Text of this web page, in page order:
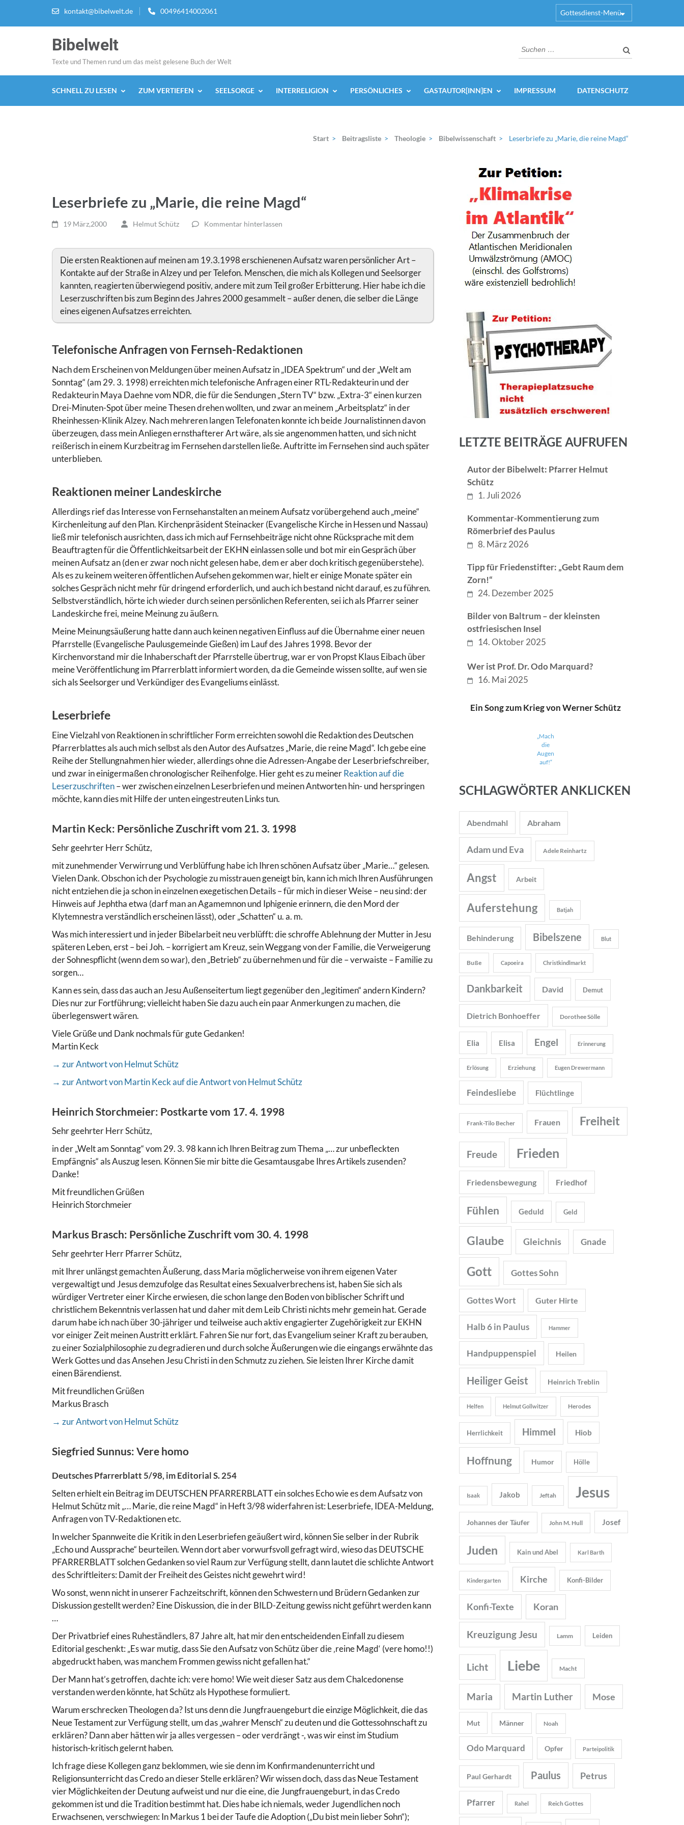
kontakt@bibelwelt.de 00496414002061 Gottesdienst-Menü
Bibelwelt
Texte und Themen rund um das meist gelesene Buch der Welt
Suchen
nach:
SCHNELL ZU LESEN ZUM VERTIEFEN SEELSORGE INTERRELIGION PERSÖNLICHES GASTAUTOR[INN]EN IMPRESSUM DATENSCHUTZ
Start > Beitragsliste > Theologie > Bibelwissenschaft > Leserbriefe zu „Marie, die reine Magd“
Leserbriefe zu „Marie, die reine Magd“
19 März,2000 Helmut Schütz Kommentar hinterlassen
Die ersten Reaktionen auf meinen am 19.3.1998 erschienenen Aufsatz waren persönlicher Art –
Kontakte auf der Straße in Alzey und per Telefon. Menschen, die mich als Kollegen und Seelsorger
kannten, reagierten überwiegend positiv, andere mit zum Teil großer Erbitterung. Hier habe ich die
Leserzuschriften bis zum Beginn des Jahres 2000 gesammelt– außer denen, die selber die Länge
eines eigenen Aufsatzes erreichten.
Telefonische Anfragen von Fernseh-Redaktionen
Nach dem Erscheinen von Meldungen über meinen Aufsatz in „IDEA Spektrum“ und der „Welt am
Sonntag“ (am 29. 3. 1998) erreichten mich telefonische Anfragen einer RTL-Redakteurin und der
Redakteurin Maya Daehne vom NDR, die für die Sendungen „Stern TV“ bzw. „Extra-3“ einen kurzen
Drei-Minuten-Spot über meine Thesen drehen wollten, und zwar an meinem „Arbeitsplatz“ in der
Rheinhessen-Klinik Alzey. Nach mehreren langen Telefonaten konnte ich beide Journalistinnen davon
überzeugen, dass mein Anliegen ernsthafterer Art wäre, als sie angenommen hatten, und sich nicht
reißerisch in einem Kurzbeitrag im Fernsehen darstellen ließe. Auftritte im Fernsehen sind auch später
unterblieben.
Reaktionen meiner Landeskirche
Allerdings rief das Interesse von Fernsehanstalten an meinem Aufsatz vorübergehend auch „meine“
Kirchenleitung auf den Plan. Kirchenpräsident Steinacker (Evangelische Kirche in Hessen und Nassau)
ließ mir telefonisch ausrichten, dass ich mich auf Fernsehbeiträge nicht ohne Rücksprache mit dem
Beauftragten für die Öffentlichkeitsarbeit der EKHN einlassen solle und bot mir ein Gespräch über
meinen Aufsatz an (den er zwar noch nicht gelesen habe, dem er aber doch kritisch gegenüberstehe).
Als es zu keinem weiteren öffentlichen Aufsehen gekommen war, hielt er einige Monate später ein
solches Gespräch nicht mehr für dringend erforderlich, und auch ich bestand nicht darauf, es zu führen.
Selbstverständlich, hörte ich wieder durch seinen persönlichen Referenten, sei ich als Pfarrer seiner
Landeskirche frei, meine Meinung zu äußern.
Meine Meinungsäußerung hatte dann auch keinen negativen Einfluss auf die Übernahme einer neuen
Pfarrstelle (Evangelische Paulusgemeinde Gießen) im Lauf des Jahres 1998. Bevor der
Kirchenvorstand mir die Inhaberschaft der Pfarrstelle übertrug, war er von Propst Klaus Eibach über
meine Veröffentlichung im Pfarrerblatt informiert worden, da die Gemeinde wissen sollte, auf wen sie
sich als Seelsorger und Verkündiger des Evangeliums einlässt.
Leserbriefe
Eine Vielzahl von Reaktionen in schriftlicher Form erreichten sowohl die Redaktion des Deutschen
Pfarrerblattes als auch mich selbst als den Autor des Aufsatzes „Marie, die reine Magd“. Ich gebe eine
Reihe der Stellungnahmen hier wieder, allerdings ohne die Adressen-Angabe der Leserbriefschreiber,
und zwar in einigermaßen chronologischer Reihenfolge. Hier geht es zu meinerReaktion auf die
Leserzuschriften– wer zwischen einzelnen Leserbriefen und meinen Antworten hin- und herspringen
möchte, kann dies mit Hilfe der unten eingestreuten Links tun.
Martin Keck: Persönliche Zuschrift vom 21. 3. 1998
Sehr geehrter Herr Schütz,
mit zunehmender Verwirrung und Verblüffung habe ich Ihren schönen Aufsatz über „Marie…“ gelesen.
Vielen Dank. Obschon ich der Psychologie zu misstrauen geneigt bin, kann ich mich Ihren Ausführungen
nicht entziehen die ja schon in einzelnen exegetischen Details – für mich in dieser Weise – neu sind: der
Hinweis auf Jephtha etwa (darf man an Agamemnon und Iphigenie erinnern, die den Mord der
Klytemnestra verständlich erscheinen lässt), oder „Schatten“ u. a. m.
Was mich interessiert und in jeder Bibelarbeit neu verblüfft: die schroffe Ablehnung der Mutter in Jesu
späteren Leben, erst – bei Joh. – korrigiert am Kreuz, sein Weggang von der Familie, die Verweigerung
der Sohnespflicht (wenn dem so war), den „Betrieb“ zu übernehmen und für die – verwaiste – Familie zu
sorgen…
Kann es sein, dass das auch an Jesu Außenseitertum liegt gegenüber den „legitimen“ andern Kindern?
Dies nur zur Fortführung; vielleicht haben Sie dazu auch ein paar Anmerkungen zu machen, die
überlegenswert wären.
Viele Grüße und Dank nochmals für gute Gedanken!
Martin Keck
→ zur Antwort von Helmut Schütz
→ zur Antwort von Martin Keck auf die Antwort von Helmut Schütz
Heinrich Storchmeier: Postkarte vom 17. 4. 1998
Sehr geehrter Herr Schütz,
in der „Welt am Sonntag“ vom 29. 3. 98 kann ich Ihren Beitrag zum Thema „… zur unbefleckten
Empfängnis“ als Auszug lesen. Können Sie mir bitte die Gesamtausgabe Ihres Artikels zusenden?
Danke!
Mit freundlichen Grüßen
Heinrich Storchmeier
Markus Brasch: Persönliche Zuschrift vom 30. 4. 1998
Sehr geehrter Herr Pfarrer Schütz,
mit Ihrer unlängst gemachten Äußerung, dass Maria möglicherweise von ihrem eigenen Vater
vergewaltigt und Jesus demzufolge das Resultat eines Sexualverbrechens ist, haben Sie sich als
würdiger Vertreter einer Kirche erwiesen, die schon lange den Boden von biblischer Schrift und
christlichem Bekenntnis verlassen hat und daher mit dem Leib Christi nichts mehr gemein hat. Gerade
darum habe ich nach über 30-jähriger und teilweise auch aktiv engagierter Zugehörigkeit zur EKHN
vor einiger Zeit meinen Austritt erklärt. Fahren Sie nur fort, das Evangelium seiner Kraft zu berauben,
zu einer Sozialphilosophie zu degradieren und durch solche Äußerungen wie die eingangs erwähnte das
Werk Gottes und das Ansehen Jesu Christi in den Schmutz zu ziehen. Sie leisten Ihrer Kirche damit
einen Bärendienst.
Mit freundlichen Grüßen
Markus Brasch
→ zur Antwort von Helmut Schütz
Siegfried Sunnus: Vere homo
Deutsches Pfarrerblatt 5/98, im Editorial S. 254
Selten erhielt ein Beitrag im DEUTSCHEN PFARRERBLATT ein solches Echo wie es dem Aufsatz von
Helmut Schütz mit „… Marie, die reine Magd“ in Heft 3/98 widerfahren ist: Leserbriefe, IDEA-Meldung,
Anfragen von TV-Redaktionen etc.
In welcher Spannweite die Kritik in den Leserbriefen geäußert wird, können Sie selber in der Rubrik
„Echo und Aussprache“ beurteilen. Wenn dort aber vorwurfsvoll gefragt wird, wieso das DEUTSCHE
PFARRERBLATT solchen Gedanken so viel Raum zur Verfügung stellt, dann lautet die schlichte Antwort
des Schriftleiters: Damit der Freiheit des Geistes nicht gewehrt wird!
Wo sonst, wenn nicht in unserer Fachzeitschrift, können den Schwestern und Brüdern Gedanken zur
Diskussion gestellt werden? Eine Diskussion, die in der BILD-Zeitung gewiss nicht geführt werden kann
…
Der Privatbrief eines Ruheständlers, 87 Jahre alt, hat mir den entscheidenden Einfall zu diesem
Editorial geschenkt: „Es war mutig, dass Sie den Aufsatz von Schütz über die ‚reine Magd‘ (vere homo!!)
abgedruckt haben, was manchem Frommen gewiss nicht gefallen hat.“
Der Mann hat’s getroffen, dachte ich: vere homo! Wie weit dieser Satz aus dem Chalcedonense
verstanden werden könnte, hat Schütz als Hypothese formuliert.
Warum erschrecken Theologen da? Ist uns denn die Jungfrauengeburt die einzige Möglichkeit, die das
Neue Testament zur Verfügung stellt, um das „wahrer Mensch“ zu deuten und die Gottessohnschaft zu
erklären? Dann aber hätten wir ja alles vergessen – oder verdrängt -, was wir einst im Studium
historisch-kritisch gelernt haben.
Ich frage diese Kollegen ganz beklommen, wie sie denn im Konfirmandenunterricht und
Religionsunterricht das Credo an dieser Stelle erklären? Wir wissen doch, dass das Neue Testament
vier Möglichkeiten der Deutung aufweist und nur die eine, die Jungfrauengeburt, in das Credo
gekommen ist und die Tradition bestimmt hat. Dies habe ich niemals, weder Jugendlichen noch
Erwachsenen, verschwiegen: In Markus 1 bei der Taufe die Adoption („Du bist mein lieber Sohn“);
LETZTE BEITRÄGE AUFRUFEN
Autor der Bibelwelt: Pfarrer Helmut
Schütz
1. Juli 2026
Kommentar-Kommentierung zum
Römerbrief des Paulus
8. März 2026
Tipp für Friedenstifter: „Gebt Raum dem
Zorn!“
24. Dezember 2025
Bilder von Baltrum – der kleinsten
ostfriesischen Insel
14. Oktober 2025
Wer ist Prof. Dr. Odo Marquard?
16. Mai 2025
Ein Song zum Krieg von Werner Schütz
„Mach
die
Augen
auf!“
SCHLAGWÖRTER ANKLICKEN
Abendmahl Abraham
Adam und Eva Adele Reinhartz
Angst Arbeit
Auferstehung Batjah
Behinderung Bibelszene Blut
Buße Capoeira Christkindlmarkt
Dankbarkeit David Demut
Dietrich Bonhoeffer Dorothee Sölle
Elia Elisa Engel Erinnerung
Erlösung Erziehung Eugen Drewermann
Feindesliebe Flüchtlinge
Frank-Tilo Becher Frauen Freiheit
Freude Frieden
Friedensbewegung Friedhof
Fühlen Geduld Geld
Glaube Gleichnis Gnade
Gott Gottes Sohn
Gottes Wort Guter Hirte
Halb 6 in Paulus Hammer
Handpuppenspiel Heilen
Heiliger Geist Heinrich Treblin
Helfen Helmut Gollwitzer Herodes
Herrlichkeit Himmel Hiob
Hoffnung Humor Hölle
Isaak Jakob Jeftah Jesus
Johannes der Täufer John M. Hull Josef
Juden Kain und Abel Karl Barth
Kindergarten Kirche Konfi-Bilder
Konfi-Texte Koran
Kreuzigung Jesu Lamm Leiden
Licht Liebe Macht
Maria Martin Luther Mose
Mut Männer Noah
Odo Marquard Opfer Parteipolitik
Paul Gerhardt Paulus Petrus
Pfarrer Rahel Reich Gottes